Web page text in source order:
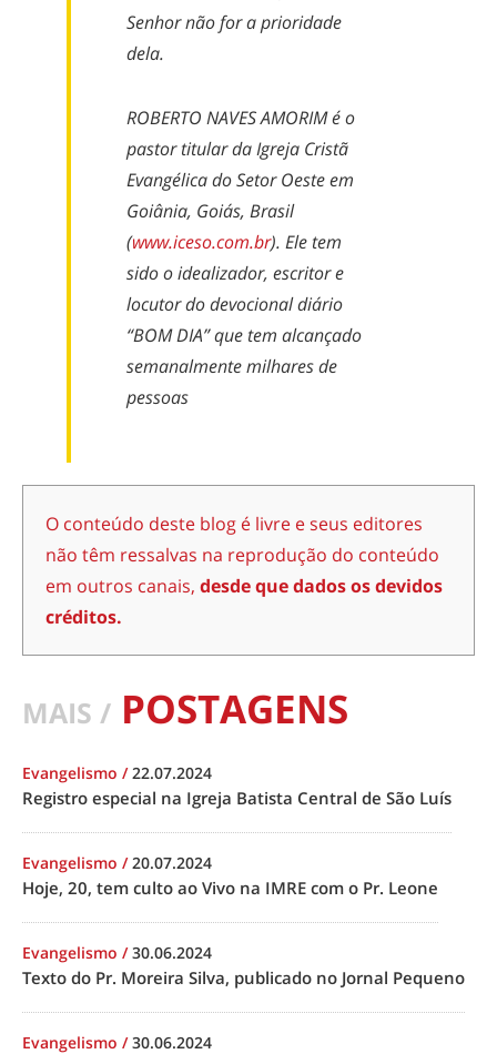
Senhor não for a prioridade
dela.
ROBERTO NAVES AMORIM é o
pastor titular da Igreja Cristã
Evangélica do Setor Oeste em
Goiânia, Goiás, Brasil
(www.iceso.com.br). Ele tem
sido o idealizador, escritor e
locutor do devocional diário
“BOM DIA” que tem alcançado
semanalmente milhares de
pessoas
O conteúdo deste blog é livre e seus editores
não têm ressalvas na reprodução do conteúdo
em outros canais, desde que dados os devidos
créditos.
MAIS / POSTAGENS
Evangelismo /22.07.2024
Registro especial na Igreja Batista Central de São Luís
Evangelismo /20.07.2024
Hoje, 20, tem culto ao Vivo na IMRE com o Pr. Leone
Evangelismo /30.06.2024
Texto do Pr. Moreira Silva, publicado no Jornal Pequeno
Evangelismo /30.06.2024